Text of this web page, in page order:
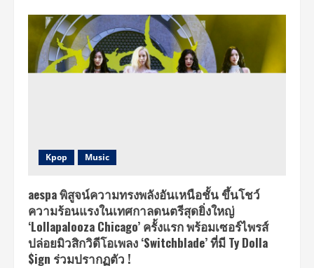
Kpop Music
aespa พิสูจน์ความทรงพลังอันเหนือชั้น ขึ้นโชว์
ความร้อนแรงในเทศกาลดนตรีสุดยิ่งใหญ่
‘Lollapalooza Chicago’ ครั้งแรก พร้อมเซอร์ไพรส์
ปล่อยมิวสิกวิดีโอเพลง ‘Switchblade’ ที่มี Ty Dolla
$ign ร่วมปรากฏตัว !